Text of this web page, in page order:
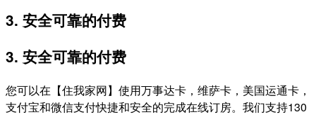
3. 安全可靠的付费
3. 安全可靠的付费
您可以在【住我家网】使用万事达卡，维萨卡，美国运通卡，
支付宝和微信支付快捷和安全的完成在线订房。我们支持130